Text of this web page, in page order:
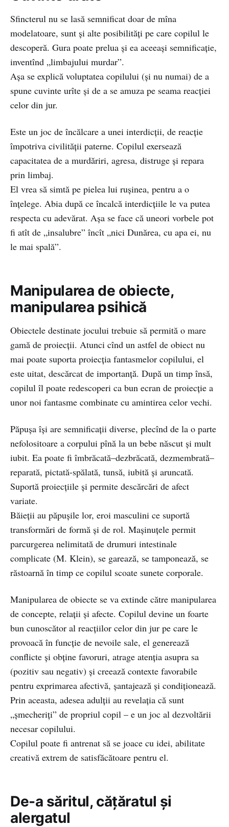
Sfincterul nu se lasă semnificat doar de mîna
modelatoare, sunt şi alte posibilităţi pe care copilul le
descoperă. Gura poate prelua şi ea aceeaşi semnificaţie,
inventînd „limbajului murdar”.
Aşa se explică voluptatea copilului (şi nu numai) de a
spune cuvinte urîte şi de a se amuza pe seama reacţiei
celor din jur.
Este un joc de încălcare a unei interdicţii, de reacţie
împotriva civilităţii paterne. Copilul exersează
capacitatea de a murdăriri, agresa, distruge şi repara
prin limbaj.
El vrea să simtă pe pielea lui rușinea, pentru a o
înțelege. Abia după ce încalcă interdicțiile le va putea
respecta cu adevărat. Aşa se face că uneori vorbele pot
fi atît de „insalubre” încît „nici Dunărea, cu apa ei, nu
le mai spală”.
Manipularea de obiecte,
manipularea psihică
Obiectele destinate jocului trebuie să permită o mare
gamă de proiecții. Atunci cînd un astfel de obiect nu
mai poate suporta proiecţia fantasmelor copilului, el
este uitat, descărcat de importanţă. După un timp însă,
copilul îl poate redescoperi ca bun ecran de proiecţie a
unor noi fantasme combinate cu amintirea celor vechi.
Păpuşa îşi are semnificaţii diverse, plecînd de la o parte
nefolositoare a corpului pînă la un bebe născut şi mult
iubit. Ea poate fi îmbrăcată–dezbrăcată, dezmembrată–
reparată, pictată-spălată, tunsă, iubită şi aruncată.
Suportă proiecţiile şi permite descărcări de afect
variate.
Băieţii au păpuşile lor, eroi masculini ce suportă
transformări de formă şi de rol. Maşinuţele permit
parcurgerea nelimitată de drumuri intestinale
complicate (M. Klein), se garează, se tamponează, se
răstoarnă în timp ce copilul scoate sunete corporale.
Manipularea de obiecte se va extinde către manipularea
de concepte, relaţii şi afecte. Copilul devine un foarte
bun cunoscător al reacţiilor celor din jur pe care le
provoacă în funcţie de nevoile sale, el generează
conflicte şi obţine favoruri, atrage atenţia asupra sa
(pozitiv sau negativ) şi creează contexte favorabile
pentru exprimarea afectivă, şantajează şi condiţionează.
Prin aceasta, adesea adulţii au revelaţia că sunt
„şmecheriţi” de propriul copil – e un joc al dezvoltării
necesar copilului.
Copilul poate fi antrenat să se joace cu idei, abilitate
creativă extrem de satisfăcătoare pentru el.
De-a săritul, cățăratul și
alergatul